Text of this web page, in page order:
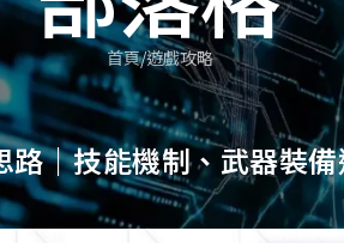
首頁 遊戲攻略
｜技能機制、武器裝